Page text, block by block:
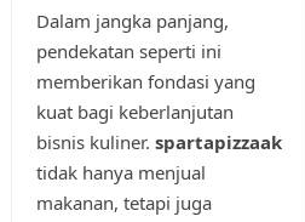
Dalam jangka panjang,
pendekatan seperti ini
memberikan fondasi yang
kuat bagi keberlanjutan
bisnis kuliner. spartapizzaak
tidak hanya menjual
makanan, tetapi juga